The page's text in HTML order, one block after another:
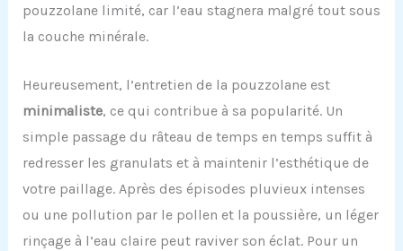
pouzzolane limité, car l’eau stagnera malgré tout sous
la couche minérale.
Heureusement, l’entretien de la pouzzolane est
minimaliste, ce qui contribue à sa popularité. Un
simple passage du râteau de temps en temps suffit à
redresser les granulats et à maintenir l’esthétique de
votre paillage. Après des épisodes pluvieux intenses
ou une pollution par le pollen et la poussière, un léger
rinçage à l’eau claire peut raviver son éclat. Pour un